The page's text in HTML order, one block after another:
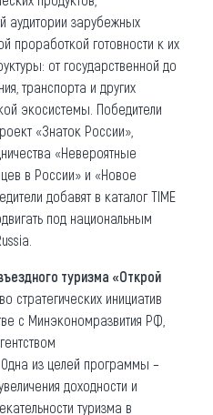
аудитории зарубежных
проработкой готовности к их
от государственной до
транспорта и других
экосистемы. Победители
«Знаток России»,
«Невероятные
в России» и «Новое
добавят в каталог TIME
под национальным
туризма «Открой
стратегических инициатив
с Минэкономразвития РФ,
Одна из целей программы –
доходности и
туризма в